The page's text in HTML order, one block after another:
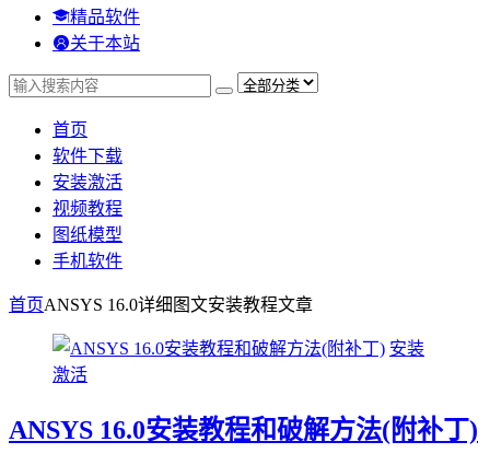
精品软件
关于本站
首页
软件下载
安装激活
视频教程
图纸模型
手机软件
首页ANSYS 16.0详细图文安装教程文章
安装
激活
ANSYS 16.0安装教程和破解方法(附补丁)